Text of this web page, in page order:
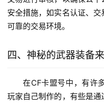
安全措施，如实名认证、
可靠的交易环境。
四、神秘的武器装备
在CF卡盟号中，有许
玩家自己制作的，有些是